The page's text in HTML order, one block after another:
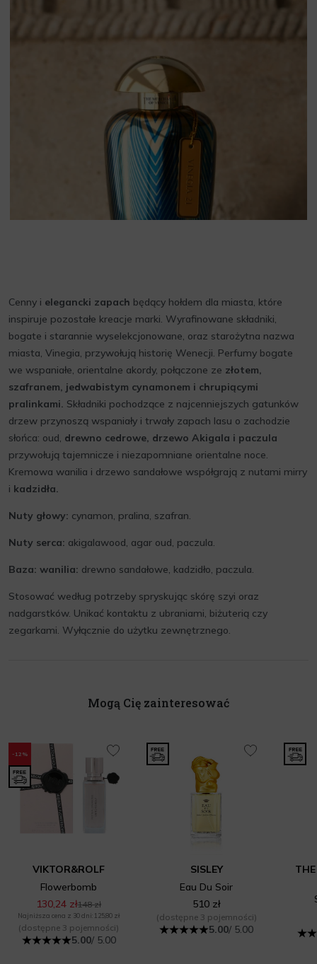
Cenny i elegancki zapach będący hołdem dla miasta, które
inspiruje pozostałe kreacje marki. Wyrafinowane składniki,
bogate i starannie wyselekcjonowane, oraz starożytna nazwa
miasta, Vinegia, przywołują historię Wenecji. Perfumy bogate
we wspaniałe, orientalne akordy, połączone ze złotem,
szafranem, jedwabistym cynamonem i chrupiącymi
pralinkami. Składniki pochodzące z najcenniejszych gatunków
drzew przynoszą wspaniały i trwały zapach lasu o zachodzie
słońca: oud, drewno cedrowe, drzewo Akigala i paczula
przywołują tajemnicze i niezapomniane orientalne noce.
Kremowa wanilia i drzewo sandałowe współgrają z nutami mirry
i kadzidła.
Nuty głowy: cynamon, pralina, szafran.
Nuty serca: akigalawood, agar oud, paczula.
Baza: wanilia: drewno sandałowe, kadzidło, paczula.
Stosować według potrzeby spryskując skórę szyi oraz
nadgarstków. Unikać kontaktu z ubraniami, biżuterią czy
zegarkami. Wyłącznie do użytku zewnętrznego.
Mogą Cię zainteresować
-12%
VIKTOR&ROLF
Flowerbomb
130,24 zł148 zł
Najniższa cena z 30 dni: 125,80 zł
(dostępne 3 pojemności)
5.00/ 5.00
SISLEY
Eau Du Soir
510 zł
(dostępne 3 pojemności)
5.00/ 5.00